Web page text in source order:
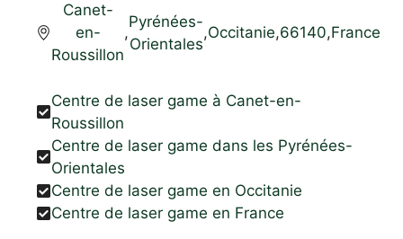
Canet-
en-
Roussillon
,
Pyrénées-
Orientales
,Occitanie,66140,France
Centre de laser game à Canet-en-
Roussillon
Centre de laser game dans les Pyrénées-
Orientales
Centre de laser game en Occitanie
Centre de laser game en France